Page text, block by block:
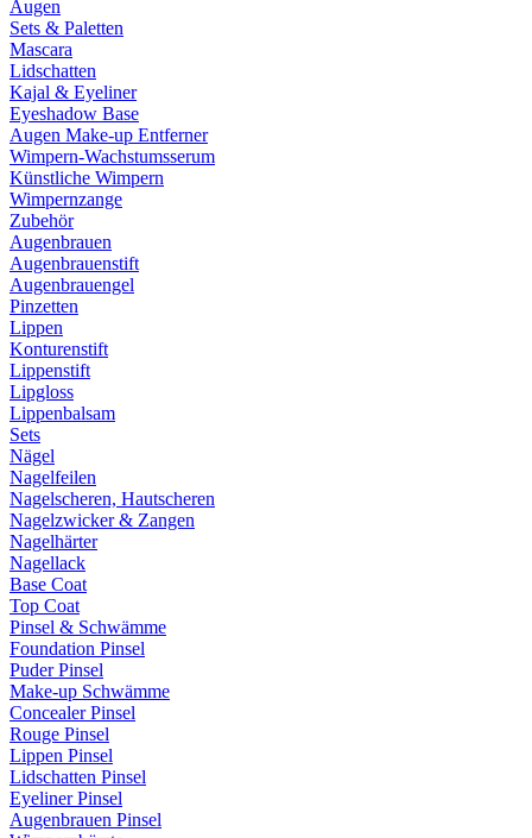
Augen
Sets & Paletten
Mascara
Lidschatten
Kajal & Eyeliner
Eyeshadow Base
Augen Make-up Entferner
Wimpern-Wachstumsserum
Künstliche Wimpern
Wimpernzange
Zubehör
Augenbrauen
Augenbrauenstift
Augenbrauengel
Pinzetten
Lippen
Konturenstift
Lippenstift
Lipgloss
Lippenbalsam
Sets
Nägel
Nagelfeilen
Nagelscheren, Hautscheren
Nagelzwicker & Zangen
Nagelhärter
Nagellack
Base Coat
Top Coat
Pinsel & Schwämme
Foundation Pinsel
Puder Pinsel
Make-up Schwämme
Concealer Pinsel
Rouge Pinsel
Lippen Pinsel
Lidschatten Pinsel
Eyeliner Pinsel
Augenbrauen Pinsel